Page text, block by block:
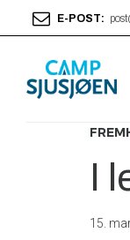
E-POST:
I
15.